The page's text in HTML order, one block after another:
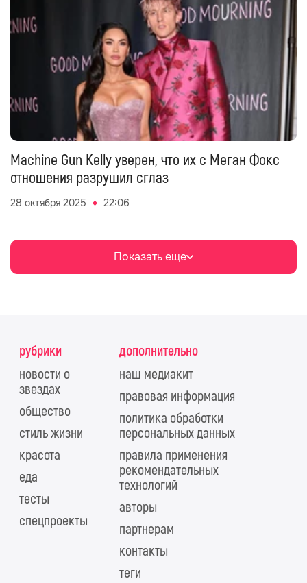
Machine Gun Kelly уверен, что их с Меган Фокс
отношения разрушил сглаз
28 октября 2025 22:06
Показать еще
рубрики
новости о
звездах
общество
стиль жизни
красота
еда
тесты
спецпроекты
дополнительно
наш медиакит
правовая информация
политика обработки
персональных данных
правила применения
рекомендательных
технологий
авторы
партнерам
контакты
теги